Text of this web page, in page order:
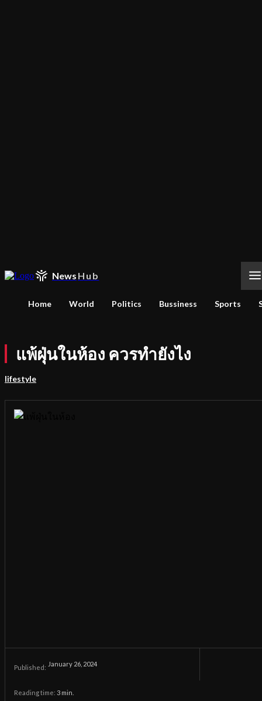
News Hub
Home World Politics Bussiness Sports
แพ้ฝุ่นในห้อง ควรทำยังไง
lifestyle
Published: January 26, 2024
Reading time: 3 min.